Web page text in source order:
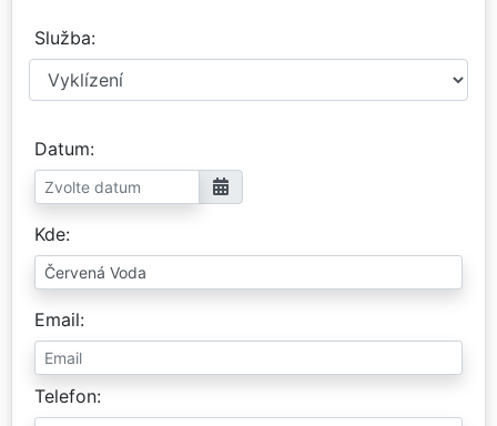
Služba
Datum
Kde
Email
Telefon